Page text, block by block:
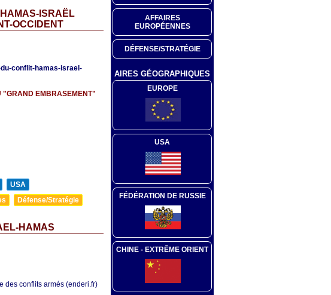
ISRAËL
OCCIDENT
conflit-hamas-israel-
"GRAND EMBRASEMENT"
USA
Défense/Stratégie
HAMAS
des conflits armés (enderi.fr)
AFFAIRES
EUROPÉENNES
DÉFENSE/STRATÉGIE
AIRES GÉOGRAPHIQUES
EUROPE
USA
FÉDÉRATION DE RUSSIE
CHINE - EXTRÊME ORIENT